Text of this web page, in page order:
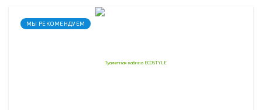
МЫ РЕКОМЕНДУЕМ